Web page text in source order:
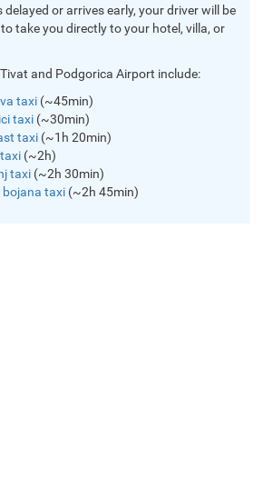
or arrives early, your driver will be
take you directly to your hotel, villa, or
and Podgorica Airport include:
taxi (~45min)
taxi (~30min)
taxi (~1h 20min)
(~2h)
taxi (~2h 30min)
taxi (~2h 45min)